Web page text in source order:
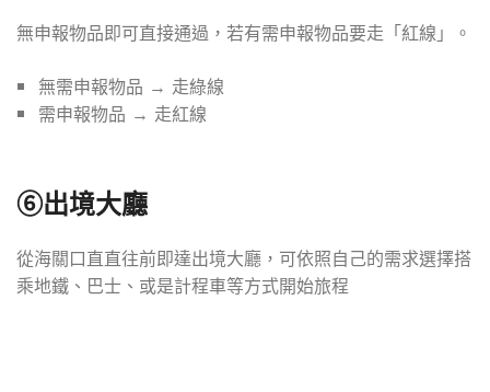
無申報物品即可直接通過，若有需申報物品要走「紅線」。
無需申報物品 → 走綠線
需申報物品 → 走紅線
⑥出境大廳
從海關口直直往前即達出境大廳，可依照自己的需求選擇搭
乘地鐵、巴士、或是計程車等方式開始旅程